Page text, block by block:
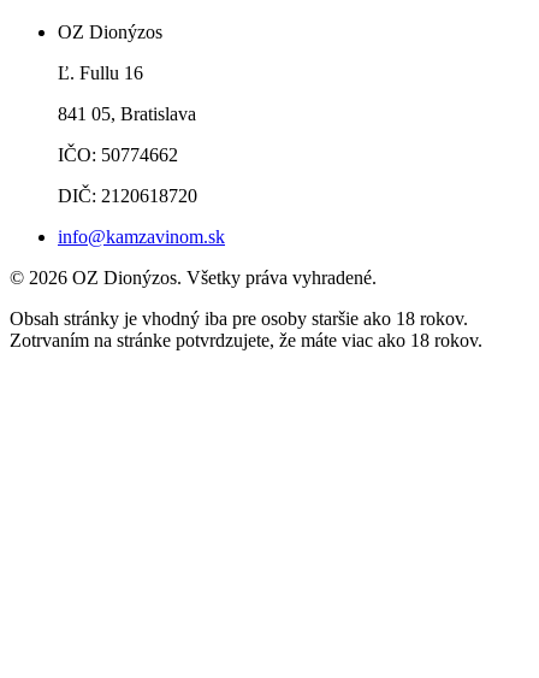
OZ Dionýzos
Ľ. Fullu 16
841 05, Bratislava
IČO: 50774662
DIČ: 2120618720
info@kamzavinom.sk
© 2026 OZ Dionýzos. Všetky práva vyhradené.
Obsah stránky je vhodný iba pre osoby staršie ako 18 rokov.
Zotrvaním na stránke potvrdzujete, že máte viac ako 18 rokov.